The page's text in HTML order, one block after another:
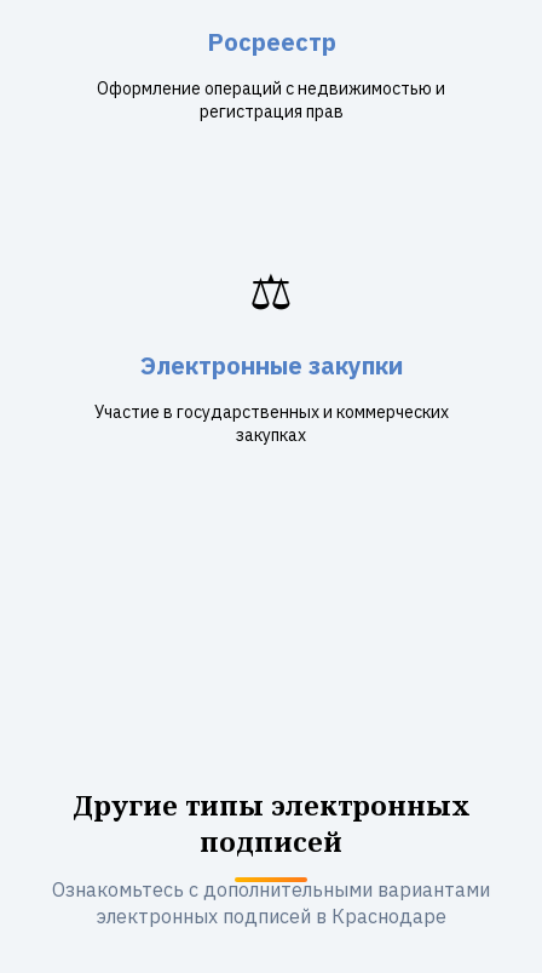
Росреестр
Оформление операций с недвижимостью и
регистрация прав
⚖️
Электронные закупки
Участие в государственных и коммерческих
закупках
Другие типы электронных
подписей
Ознакомьтесь с дополнительными вариантами
электронных подписей в Краснодаре